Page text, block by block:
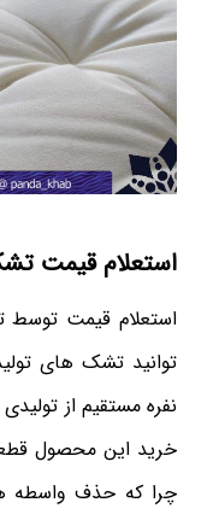
استعلام قیمت
استعلام‌ قیمت
توانید تشک های
نفره مستقیم از
خرید این محصول
چرا که حذف واسطه